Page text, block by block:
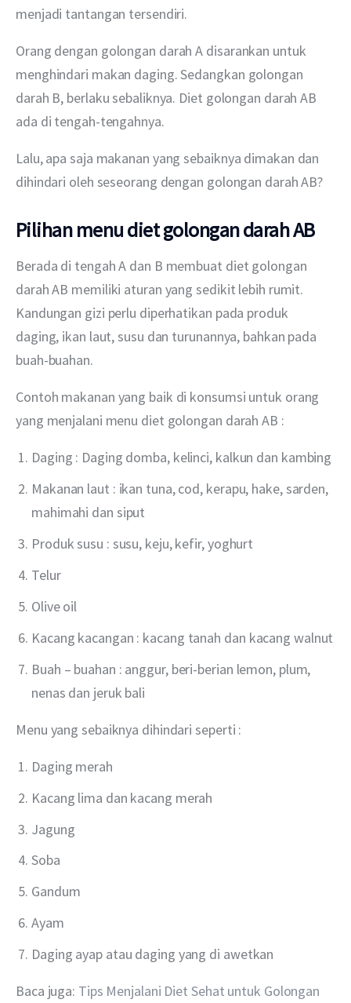
menjadi tantangan tersendiri.
Orang dengan golongan darah A disarankan untuk
menghindari makan daging. Sedangkan golongan
darah B, berlaku sebaliknya. Diet golongan darah AB
ada di tengah-tengahnya.
Lalu, apa saja makanan yang sebaiknya dimakan dan
dihindari oleh seseorang dengan golongan darah AB?
Pilihan menu diet golongan darah AB
Berada di tengah A dan B membuat diet golongan
darah AB memiliki aturan yang sedikit lebih rumit.
Kandungan gizi perlu diperhatikan pada produk
daging, ikan laut, susu dan turunannya, bahkan pada
buah-buahan.
Contoh makanan yang baik di konsumsi untuk orang
yang menjalani menu diet golongan darah AB :
Daging : Daging domba, kelinci, kalkun dan kambing
Makanan laut : ikan tuna, cod, kerapu, hake, sarden,
mahimahi dan siput
Produk susu : susu, keju, kefir, yoghurt
Telur
Olive oil
Kacang kacangan : kacang tanah dan kacang walnut
Buah – buahan : anggur, beri-berian lemon, plum,
nenas dan jeruk bali
Menu yang sebaiknya dihindari seperti :
Daging merah
Kacang lima dan kacang merah
Jagung
Soba
Gandum
Ayam
Daging ayap atau daging yang di awetkan
Baca juga: Tips Menjalani Diet Sehat untuk Golongan